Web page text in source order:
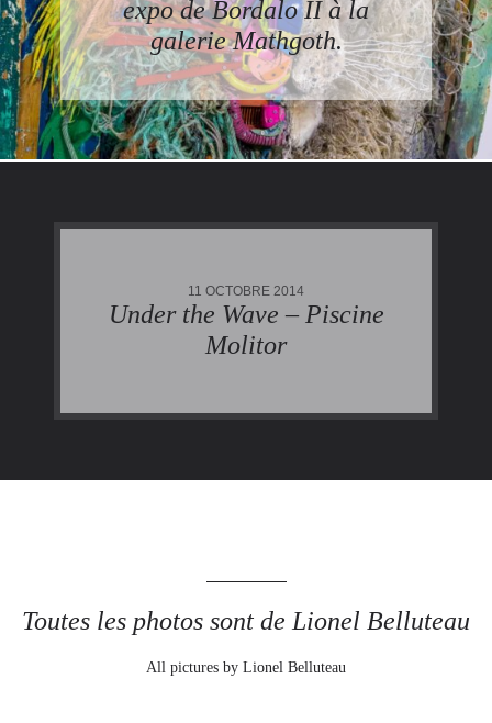
expo de Bordalo II à la
galerie Mathgoth.
11 OCTOBRE 2014
Under the Wave – Piscine
Molitor
Toutes les photos sont de Lionel Belluteau
All pictures by Lionel Belluteau